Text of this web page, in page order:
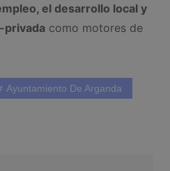
el desarrollo local y
privadacomo motores de
Ayuntamiento De Arganda